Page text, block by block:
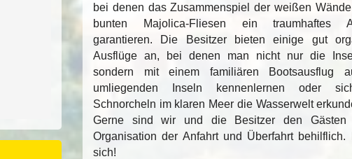
Ein mediterraner Innenhof mit Kakteen
Das Zimmer Malvasia
bei denen das Zusammenspiel der weißen
bunten Majolica-Fliesen ein traumhaftes
garantieren. Die Besitzer bieten einige gut
Ausflüge an, bei denen man nicht nur die
sondern mit einem familiären Bootsausflug
umliegenden Inseln kennenlernen oder
Schnorcheln im klaren Meer die Wasserwelt
Gerne sind wir und die Besitzer den
Organisation der Anfahrt und Überfahrt behilflich.
sich!